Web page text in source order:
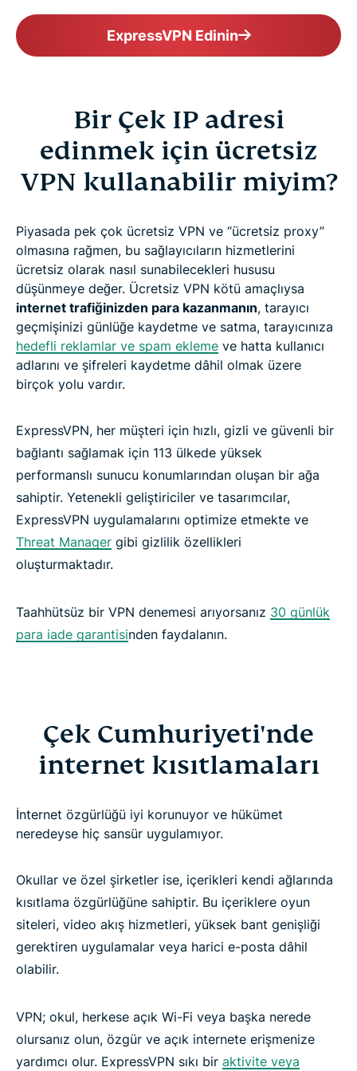
ExpressVPN Edinin
Bir Çek IP adresi
edinmek için ücretsiz
VPN kullanabilir miyim?
Piyasada pek çok ücretsiz VPN ve “ücretsiz proxy”
olmasına rağmen, bu sağlayıcıların hizmetlerini
ücretsiz olarak nasıl sunabilecekleri hususu
düşünmeye değer. Ücretsiz VPN kötü amaçlıysa
internet trafiğinizden para kazanmanın, tarayıcı
geçmişinizi günlüğe kaydetme ve satma, tarayıcınıza
hedefli reklamlar ve spam ekleme ve hatta kullanıcı
adlarını ve şifreleri kaydetme dâhil olmak üzere
birçok yolu vardır.
ExpressVPN, her müşteri için hızlı, gizli ve güvenli bir
bağlantı sağlamak için 113 ülkede yüksek
performanslı sunucu konumlarından oluşan bir ağa
sahiptir. Yetenekli geliştiriciler ve tasarımcılar,
ExpressVPN uygulamalarını optimize etmekte ve
Threat Manager gibi gizlilik özellikleri
oluşturmaktadır.
Taahhütsüz bir VPN denemesi arıyorsanız 30 günlük
para iade garantisinden faydalanın.
Çek Cumhuriyeti'nde
internet kısıtlamaları
İnternet özgürlüğü iyi korunuyor ve hükümet
neredeyse hiç sansür uygulamıyor.
Okullar ve özel şirketler ise, içerikleri kendi ağlarında
kısıtlama özgürlüğüne sahiptir. Bu içeriklere oyun
siteleri, video akış hizmetleri, yüksek bant genişliği
gerektiren uygulamalar veya harici e-posta dâhil
olabilir.
VPN; okul, herkese açık Wi-Fi veya başka nerede
olursanız olun, özgür ve açık internete erişmenize
yardımcı olur. ExpressVPN sıkı bir aktivite veya